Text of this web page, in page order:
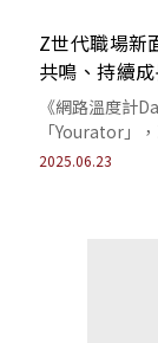
Z世代職場
共鳴、持續
《網路溫度計
「Yourator」
引留才關鍵。
2025.06.23